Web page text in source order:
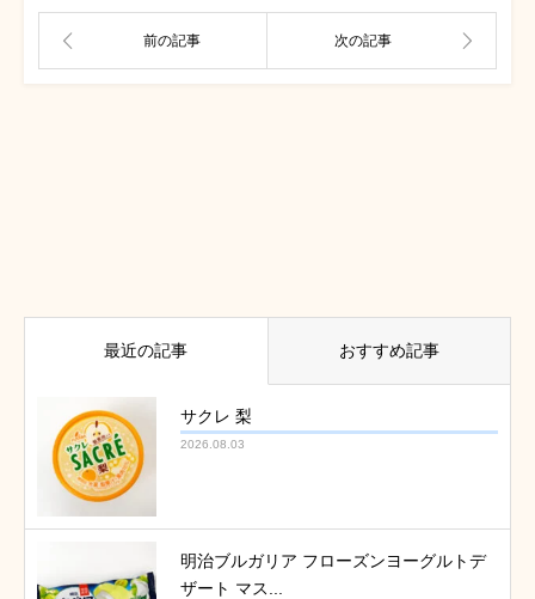
最近の記事 おすすめ記事
サクレ 梨
2026.08.03
明治ブルガリア フローズンヨーグルトデ
ザート マス...